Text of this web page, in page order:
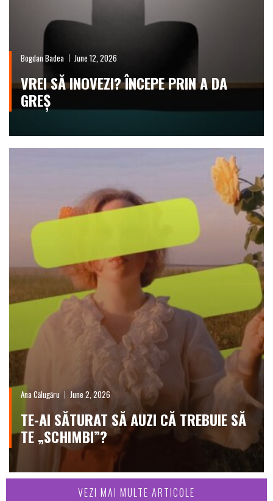
Bogdan Badea June 12, 2026
VREI SĂ INOVEZI? ÎNCEPE PRIN A DA
GREȘ
Ana Călugăru June 2, 2026
TE-AI SĂTURAT SĂ AUZI CĂ TREBUIE SĂ
TE „SCHIMBI”?
VEZI MAI MULTE ARTICOLE